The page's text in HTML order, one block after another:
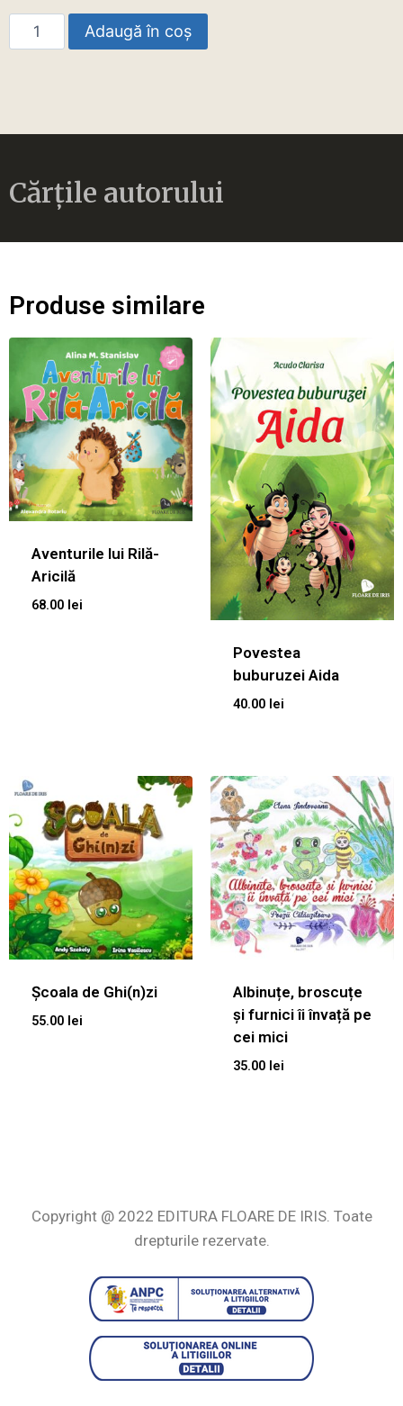
Adaugă în coș
Cărțile autorului
Produse similare
Aventurile lui Rilă-
Aricilă
68.00 lei
Povestea
buburuzei Aida
40.00 lei
Școala de Ghi(n)zi
55.00 lei
Albinuțe, broscuțe
și furnici îi învață pe
cei mici
35.00 lei
Copyright @ 2022 EDITURA FLOARE DE IRIS. Toate
drepturile rezervate.